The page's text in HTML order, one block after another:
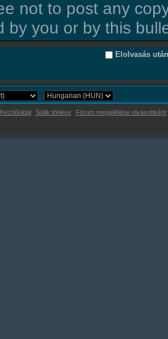
not to post any
by you or by this
Elolvasás
Kezdőoldal Sütik törlése Fórum megjelölése olvasottként